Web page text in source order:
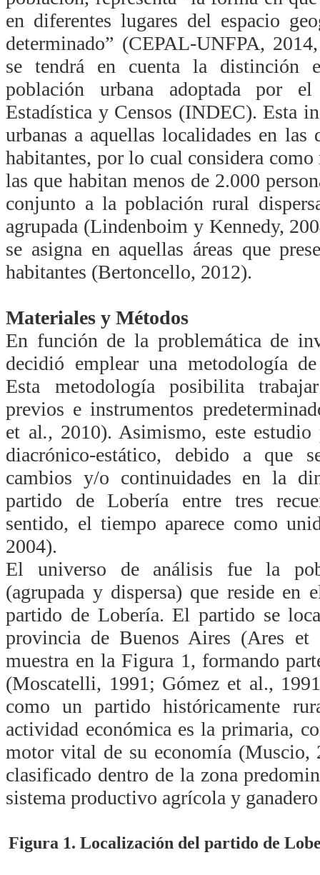
en diferentes lugares del espacio
determinado” (CEPAL-UNFPA,
se tendrá en cuenta la distinción
población urbana adoptada por
Estadística y Censos (INDEC). Esta
urbanas a aquellas localidades en las
habitantes, por lo cual considera
las que habitan menos de 2.000
conjunto a la población rural
agrupada (Lindenboim y Kennedy,
se asigna en aquellas áreas que
habitantes (Bertoncello, 2012).
Materiales y Métodos
En función de la problemática de
decidió emplear una metodología
Esta metodología posibilita
previos e instrumentos
et al., 2010). Asimismo, esteestudio
diacrónico-estático, debido a que
cambios y/o continuidades en la
partido de Lobería entre tres
sentido, el tiempo aparece como
2004).
El universo de análisis fue la
(agrupada y dispersa) que reside en
partido de Lobería. El partido se
provincia de Buenos Aires (Ares et
muestra en la Figura 1, formando
(Moscatelli, 1991; Gómez et al.,
como un partido históricamente
actividad económica es la primaria,
motor vital de su economía (Muscio,
clasificado dentro de la zona
sistema productivo agrícola y
Figura 1. Localización del partido de